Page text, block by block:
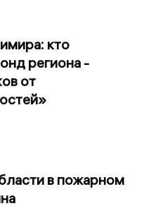
кто
региона -
от
в пожарном